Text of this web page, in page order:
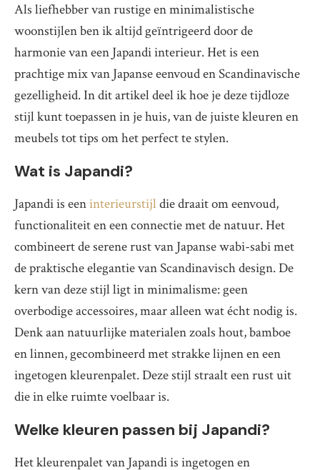
Als liefhebber van rustige en minimalistische
woonstijlen ben ik altijd geïntrigeerd door de
harmonie van een Japandi interieur. Het is een
prachtige mix van Japanse eenvoud en Scandinavische
gezelligheid. In dit artikel deel ik hoe je deze tijdloze
stijl kunt toepassen in je huis, van de juiste kleuren en
meubels tot tips om het perfect te stylen.
Wat is Japandi?
Japandi is eeninterieurstijldie draait om eenvoud,
functionaliteit en een connectie met de natuur. Het
combineert de serene rust van Japanse wabi-sabi met
de praktische elegantie van Scandinavisch design. De
kern van deze stijl ligt in minimalisme: geen
overbodige accessoires, maar alleen wat écht nodig is.
Denk aan natuurlijke materialen zoals hout, bamboe
en linnen, gecombineerd met strakke lijnen en een
ingetogen kleurenpalet. Deze stijl straalt een rust uit
die in elke ruimte voelbaar is.
Welke kleuren passen bij Japandi?
Het kleurenpalet van Japandi is ingetogen en